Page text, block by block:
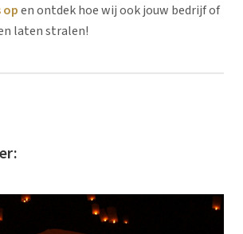
en ontdek hoe wij ook jouw bedrijf of
laten stralen!